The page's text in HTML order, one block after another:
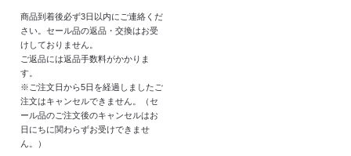
商品到着後必ず3日以内にご連絡くだ
さい。セール品の返品・交換はお受
けしておりません。
ご返品には返品手数料がかかりま
す。
※ご注文日から5日を経過しましたご
注文はキャンセルできません。（セ
ール品のご注文後のキャンセルはお
日にちに関わらずお受けできませ
ん。）